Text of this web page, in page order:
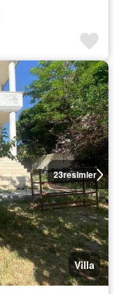
23resimler
Villa